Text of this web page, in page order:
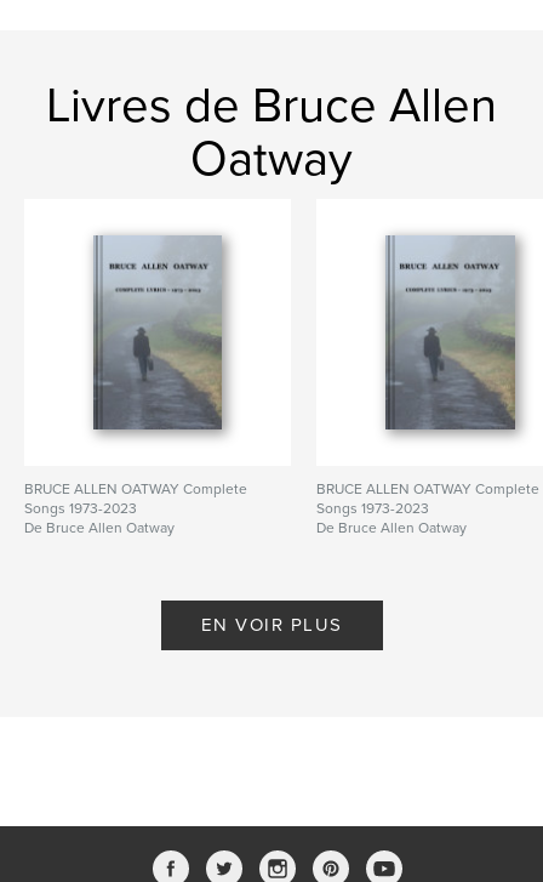
Livres de Bruce Allen
Oatway
BRUCE ALLEN OATWAY Complete
Songs 1973-2023
De Bruce Allen Oatway
BRUCE ALLEN OATWAY Complete
Songs 1973-2023
De Bruce Allen Oatway
EN VOIR PLUS